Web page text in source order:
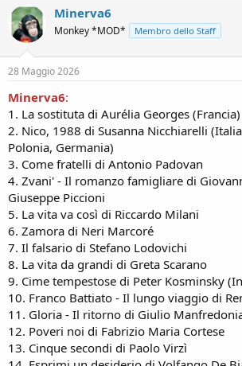
Minerva6
Monkey *MOD* Membro dello Staff
28 Maggio 2026
Minerva6:
1. La sostituta di Aurélia Georges (Francia)
2. Nico, 1988 di Susanna Nicchiarelli
Polonia, Germania)
3. Come fratelli di Antonio Padovan
4. Zvani' - Il romanzo famigliare di
Giuseppe Piccioni
5. La vita va così di Riccardo Milani
6. Zamora di Neri Marcoré
7. Il falsario di Stefano Lodovichi
8. La vita da grandi di Greta Scarano
9. Cime tempestose di Peter Kosminsky
10. Franco Battiato - Il lungo viaggio di
11. Gloria - Il ritorno di Giulio
12. Poveri noi di Fabrizio Maria Cortese
13. Cinque secondi di Paolo Virzì